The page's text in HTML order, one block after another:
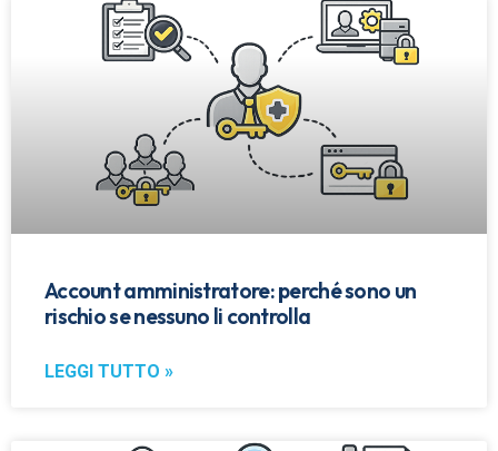
Account amministratore: perché sono un
rischio se nessuno li controlla
LEGGI TUTTO »